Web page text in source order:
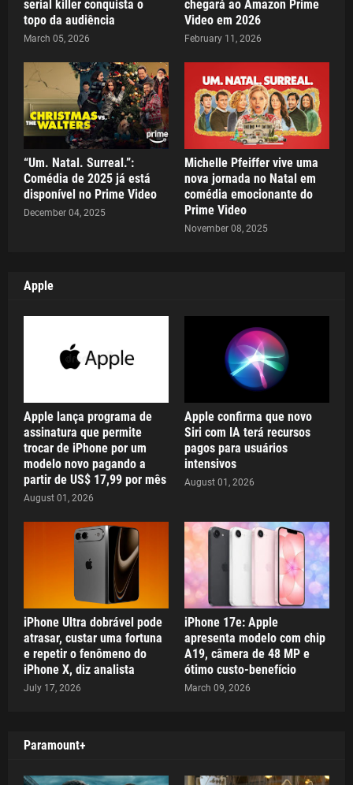
serial killer conquista o
topo da audiência
March 05, 2026
chegará ao Amazon Prime
Video em 2026
February 11, 2026
“Um. Natal. Surreal.”:
Comédia de 2025 já está
disponível no Prime Video
December 04, 2025
Michelle Pfeiffer vive uma
nova jornada no Natal em
comédia emocionante do
Prime Video
November 08, 2025
Apple
Apple lança programa de
assinatura que permite
trocar de iPhone por um
modelo novo pagando a
partir de US$ 17,99 por mês
August 01, 2026
Apple confirma que novo
Siri com IA terá recursos
pagos para usuários
intensivos
August 01, 2026
iPhone Ultra dobrável pode
atrasar, custar uma fortuna
e repetir o fenômeno do
iPhone X, diz analista
July 17, 2026
iPhone 17e: Apple
apresenta modelo com chip
A19, câmera de 48 MP e
ótimo custo-benefício
March 09, 2026
Paramount+